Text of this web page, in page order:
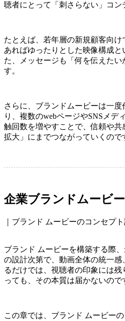
聴者にとって「刺さらない」コ
たとえば、若年層の新規顧客向
あればゆったりとした映像構成
た、メッセージも「何を伝えた
す。
さらに、ブランドムービーは一
り、複数のwebページやSNSメデ
触回数を増やすことで、信頼や
拡大」にまでつながっていくので
企業ブランドムービ
｜ブランド ムービーのコンセプ
ブランド ムービーを構築する際
の設計次第で、動画全体の統一
るだけでは、視聴者の印象には
っても、その本質は届かないので
この章では、ブランド ムービー